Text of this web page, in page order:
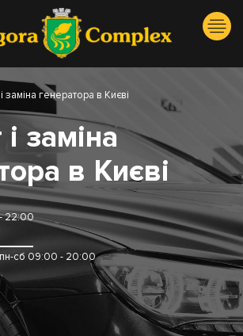
заміна генератора в Києві
заміна
в Києві
22:00
сб 09:00 - 20:00